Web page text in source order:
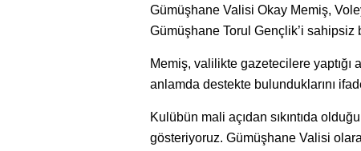
Gümüşhane Valisi Okay Memiş,
Gümüşhane Torul Gençlik’i sahipsiz
Memiş, valilikte gazetecilere yaptığı
anlamda destekte bulunduklarını
Kulübün mali açıdan sıkıntıda
gösteriyoruz. Gümüşhane Valisi